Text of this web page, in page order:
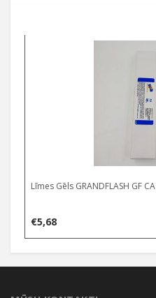
Līmes Gēls GRANDFLASH GF CA
€5,68